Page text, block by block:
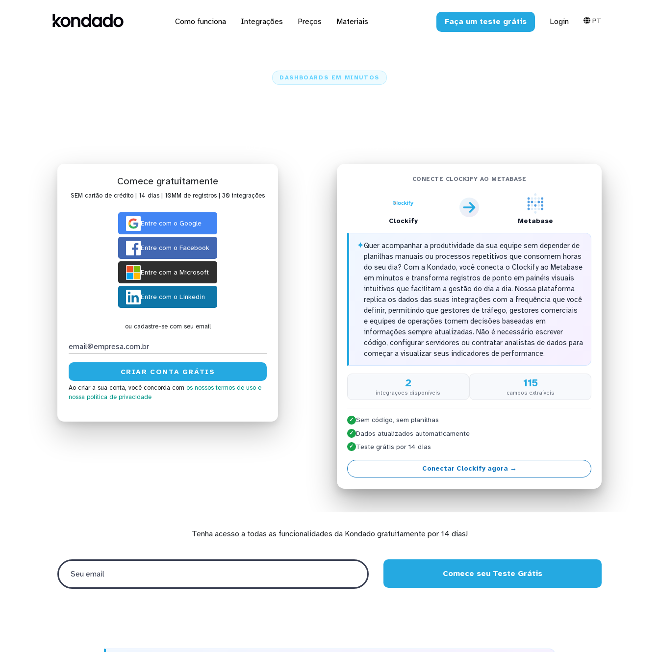
Como funciona Integrações Preços Materiais Faça um teste grátis Login PT
DASHBOARDS EM MINUTOS
Comece gratuitamente
SEM cartão de crédito | 14 dias | 10MM de registros | 30 integrações
Entre com o Google
Entre com o Facebook
Entre com a Microsoft
Entre com o Linkedin
ou cadastre-se com seu email
Ao criar a sua conta, você concorda com os nossos termos de uso e
nossa política de privacidade
CONECTE CLOCKIFY AO METABASE
Clockify Metabase
✦Quer acompanhar a produtividade da sua equipe sem depender de
planilhas manuais ou processos repetitivos que consomem horas
do seu dia? Com a Kondado, você conecta o Clockify ao Metabase
em minutos e transforma registros de ponto em painéis visuais
intuitivos que facilitam a gestão do dia a dia. Nossa plataforma
replica os dados das suas integrações com a frequência que você
definir, permitindo que gestores de tráfego, gestores comerciais
e equipes de operações tomem decisões baseadas em
informações sempre atualizadas. Não é necessário escrever
código, configurar servidores ou contratar analistas de dados para
começar a visualizar seus indicadores de performance.
2
integrações disponíveis
115
campos extraíveis
✓ Sem código, sem planilhas
✓ Dados atualizados automaticamente
✓ Teste grátis por 14 dias
Conectar Clockify agora →
Tenha acesso a todas as funcionalidades da Kondado gratuitamente por 14 dias!
Comece seu Teste Grátis